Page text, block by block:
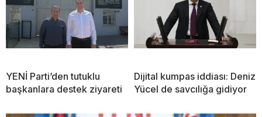
YENİ Parti’den tutuklu
başkanlara destek ziyareti
Dijital kumpas iddiası: Deniz
Yücel de savcılığa gidiyor